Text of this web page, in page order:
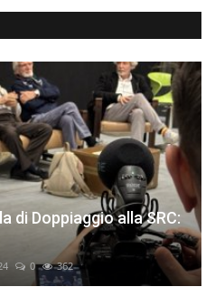
di Doppiaggio alla SRC:
0 362